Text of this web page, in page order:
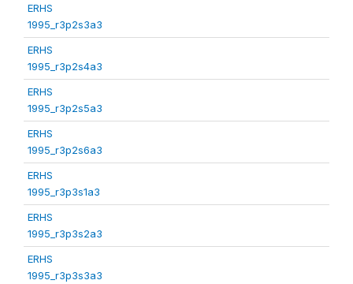
ERHS
1995_r3p2s3a3
ERHS
1995_r3p2s4a3
ERHS
1995_r3p2s5a3
ERHS
1995_r3p2s6a3
ERHS
1995_r3p3s1a3
ERHS
1995_r3p3s2a3
ERHS
1995_r3p3s3a3